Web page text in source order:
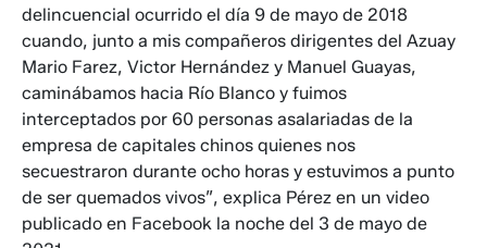
delincuencial ocurrido el día 9 de mayo de 2018
cuando, junto a mis compañeros dirigentes del Azuay
Mario Farez, Victor Hernández y Manuel Guayas,
caminábamos hacia Río Blanco y fuimos
interceptados por 60 personas asalariadas de la
empresa de capitales chinos quienes nos
secuestraron durante ocho horas y estuvimos a punto
de ser quemados vivos”, explica Pérez en un video
publicado en Facebook la noche del 3 de mayo de